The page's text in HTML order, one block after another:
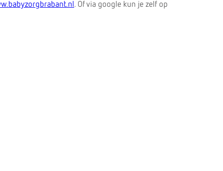
. Of via google kun je zelf op